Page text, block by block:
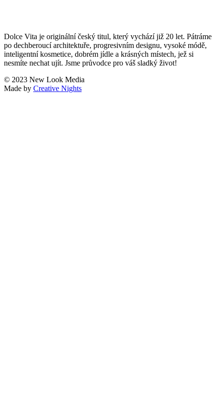
Dolce Vita je originální český titul, který vychází již 20 let. Pátráme
po dechberoucí architektuře, progresivním designu, vysoké módě,
inteligentní kosmetice, dobrém jídle a krásných místech, jež si
nesmíte nechat ujít. Jsme průvodce pro váš sladký život!
© 2023 New Look Media
Made by Creative Nights